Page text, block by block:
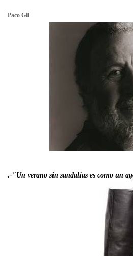
Paco Gil
.-"Un verano sin sandalias es como un